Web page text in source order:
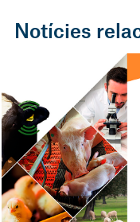
Notícies